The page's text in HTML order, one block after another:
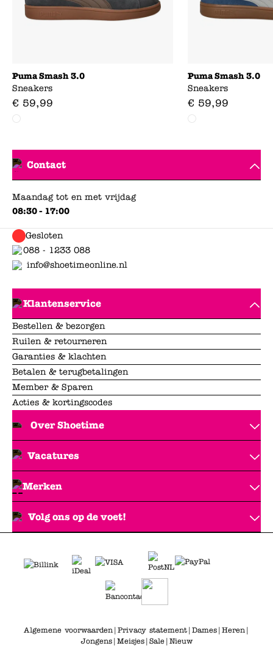
Puma Smash 3.0
Sneakers
€ 59,99
Puma Smash 3.0
Sneakers
€ 59,99
Contact
Maandag tot en met vrijdag
08:30 - 17:00
Gesloten
088 - 1233 088
info@shoetimeonline.nl
Klantenservice
Bestellen & bezorgen
Ruilen & retourneren
Garanties & klachten
Betalen & terugbetalingen
Member & Sparen
Acties & kortingscodes
Over Shoetime
Vacatures
Merken
Volg ons op de voet!
Algemene voorwaarden| Privacy statement| Dames| Heren|
Jongens| Meisjes| Sale| Nieuw